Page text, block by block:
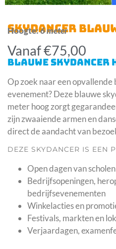
SKYDANCER
Hoogte:6 meter
Vanaf€75,00
BLAUWE SKYDANCER
Op zoek naar een
evenement? Deze blauwe
meter hoog zorgt
zijn zwaaiende armen en
direct de aandacht van
DEZE SKYDANCER IS EEN
Open dagen van scholen
Bedrijfsopeningen,
bedrijfsevenementen
Winkelacties en
Festivals, markten en
Verjaardagen,